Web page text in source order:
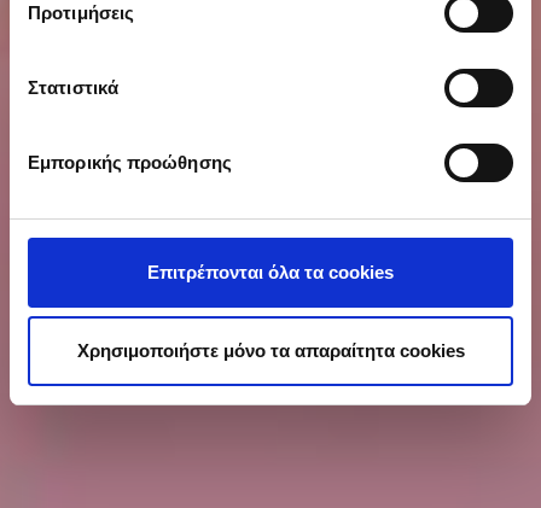
Να συλλέξουμε πληροφορίες σχετικά με τη
είναι ακριβείς σε απόσταση μερικών μέτρων
Να αναγνωρίσουμε τη συσκευή σας σαρώνοντας
(δακτυλικό αποτύπωμα)
επεξεργασίας των προσωπικών σας δεδομένων και
καθορίστε τις προτιμήσεις σας στην
ενότητα
ανακαλέσετε τη συγκατάθεσή σας ανά πάσα στιγμή από
τη Δήλωση Cookies.
Προκειμένου να κάνουμε ακόμα καλύτερη την εμπειρία
Προτιμήσεις
Στατιστικά
Εμπορικής προώθησης
Επιτρέπονται όλα τα cookies
Χρησιμοποιήστε μόνο τα απαραίτητα cookies